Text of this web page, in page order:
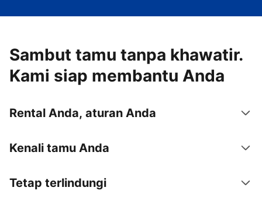
Sambut tamu tanpa khawatir.
Kami siap membantu Anda
Rental Anda, aturan Anda
Kenali tamu Anda
Tetap terlindungi